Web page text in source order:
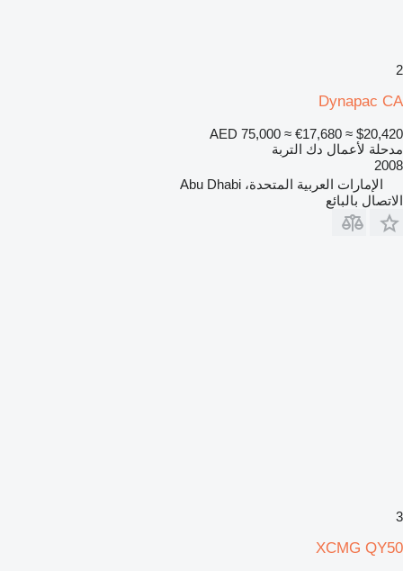
2
Dynapac CA
AED 75,000 ≈ €17,680 ≈ $20,420
مدحلة لأعمال دك التربة
2008
الإمارات العربية المتحدة، Abu Dhabi
الاتصال بالبائع
3
XCMG QY50